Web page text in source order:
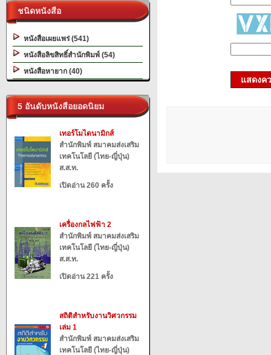
ชนิดหนังสือ
หนังสือเผยแพร่ (541)
หนังสือลิขสิทธิ์สำนักพิมพ์ (54)
หนังสือหายาก (40)
5 อันดับหนังสือยอดนิยม
เทอร์โมไดนามิกส์
สำนักพิมพ์ สมาคมส่งเสริม
เทคโนโลยี (ไทย-ญี่ปุ่น)
ส.ส.ท.
เปิดอ่าน 260 ครั้ง
เครื่องกลไฟฟ้า 2
สำนักพิมพ์ สมาคมส่งเสริม
เทคโนโลยี (ไทย-ญี่ปุ่น)
ส.ส.ท.
เปิดอ่าน 221 ครั้ง
สถิติสำหรับงานวิศวกรรม
เล่ม 1
สำนักพิมพ์ สมาคมส่งเสริม
เทคโนโลยี (ไทย-ญี่ปุ่น)
แสดงค